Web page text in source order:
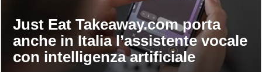
Just Eat Takeaway.com porta
anche in Italia l’assistente vocale
con intelligenza artificiale